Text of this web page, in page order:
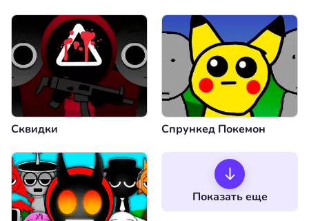
Сквидки Спрункед Покемон
Показать еще